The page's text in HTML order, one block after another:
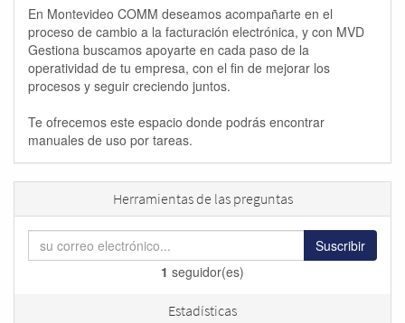
En Montevideo COMM deseamos acompañarte en el
proceso de cambio a la facturación electrónica, y con MVD
Gestiona buscamos apoyarte en cada paso de la
operatividad de tu empresa, con el fin de mejorar los
procesos y seguir creciendo juntos.
Te ofrecemos este espacio donde podrás encontrar
manuales de uso por tareas.
Herramientas de las preguntas
Suscribir
1 seguidor(es)
Estadísticas